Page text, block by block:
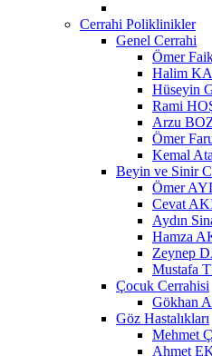
Cerrahi Poliklinikler
Genel Cerrahi
Ömer
Halim
Hüseyin
Rami
Arzu
Ömer
Kemal
Beyin ve Sinir
Ömer
Cevat
Aydın
Hamza
Zeynep
Mustafa
Çocuk Cerrahisi
Gökhan
Göz Hastalıkları
Mehmet
Ahmet